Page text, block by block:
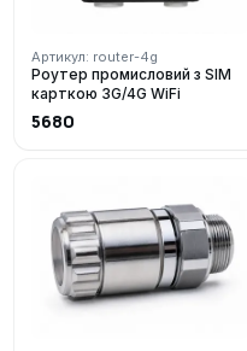
Артикул: router-4g
Роутер промисловий з SIM
карткою 3G/4G WiFi
5680